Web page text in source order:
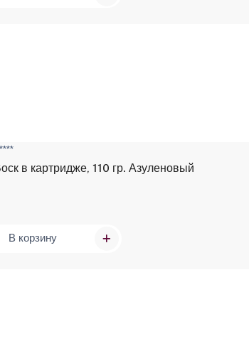
в картридже, 110 гр. Азуленовый
В корзину